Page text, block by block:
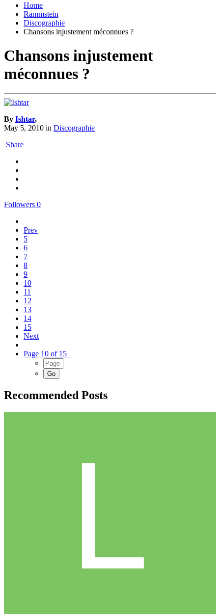
Home
Rammstein
Discographie
Chansons injustement méconnues ?
Chansons injustement
méconnues ?
By Ishtar,
May 5, 2010 in Discographie
Share
Followers 0
Prev
5
6
7
8
9
10
11
12
13
14
15
Next
Page 10 of 15
Recommended Posts